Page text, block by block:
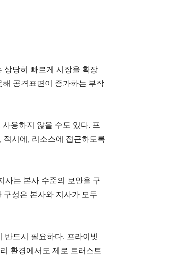
상당히 빠르게 시장을 확장
공격표면이 증가하는 부작
용하지 않을 수도 있다. 프
적시에, 리소스에 접근하도록
사는 본사 수준의 보안을 구
구성은 본사와 지사가 모두
반드시 필요하다. 프라이빗
환경에서도 제로 트러스트